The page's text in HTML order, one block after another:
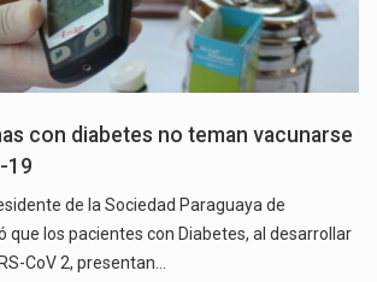
con diabetes no teman vacunarse
19
de la Sociedad Paraguaya de
que los pacientes con Diabetes, al desarrollar
CoV 2, presentan…